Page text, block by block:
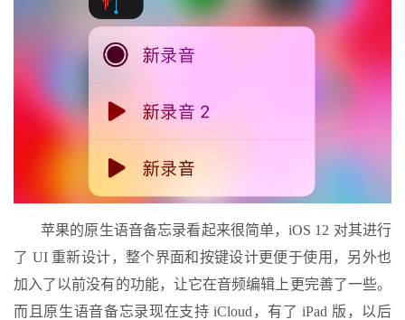
苹果的原生语音备忘录看起来很简单，iOS 12 对其进行
了 UI 重新设计，整个界面和按键设计更便于使用，另外也
加入了以前没有的功能，让它在音频编辑上更完善了一些。
而且原生语音备忘录现在支持 iCloud，有了 iPad 版，以后